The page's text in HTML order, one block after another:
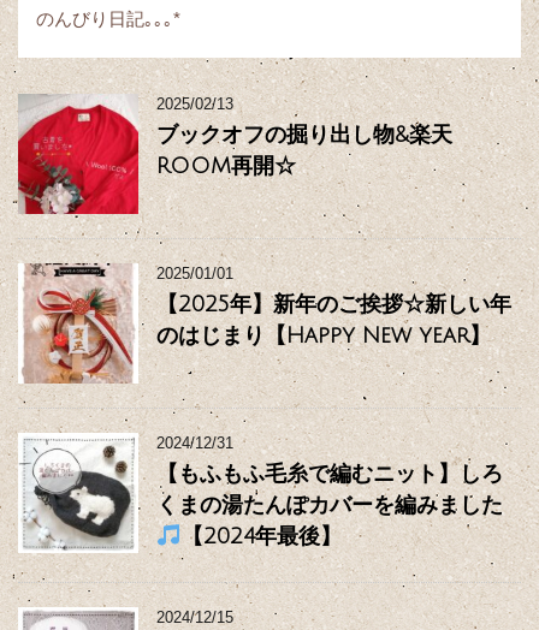
のんびり日記｡｡｡*
2025/02/13
ブックオフの掘り出し物&楽天
ROOM再開☆
2025/01/01
【2025年】新年のご挨拶☆新しい年
のはじまり【Happy New year】
2024/12/31
【もふもふ毛糸で編むニット】しろ
くまの湯たんぽカバーを編みました
【2024年最後】
2024/12/15